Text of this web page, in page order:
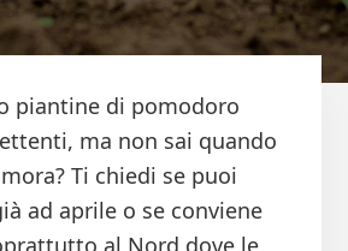
piantine di pomodoro
ma non sai quando
Ti chiedi se puoi
ad aprile o se conviene